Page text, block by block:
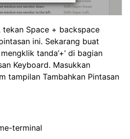
tekan Space + backspace
ini. Sekarang buat
tanda’+’ di bagian
Keyboard. Masukkan
tampilan Tambahkan Pintasan
terminal